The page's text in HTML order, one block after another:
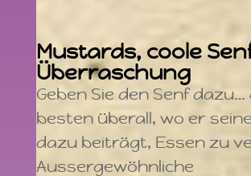
Mustards, coole
Überraschung
Geben Sie den Senf dazu…
besten überall, wo er
dazu beiträgt, Essen zu
Aussergewöhnliche